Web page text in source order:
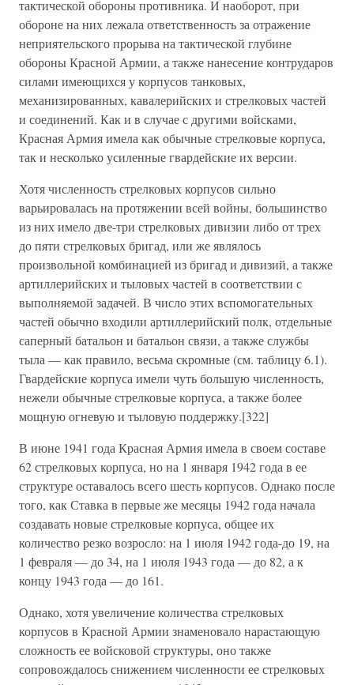
тактической обороны противника. И наоборот, при
обороне на них лежала ответственность за отражение
неприятельского прорыва на тактической глубине
обороны Красной Армии, а также нанесение контрударов
силами имеющихся у корпусов танковых,
механизированных, кавалерийских и стрелковых частей
и соединений. Как и в случае с другими войсками,
Красная Армия имела как обычные стрелковые корпуса,
так и несколько усиленные гвардейские их версии.
Хотя численность стрелковых корпусов сильно
варьировалась на протяжении всей войны, большинство
из них имело две-три стрелковых дивизии либо от трех
до пяти стрелковых бригад, или же являлось
произвольной комбинацией из бригад и дивизий, а также
артиллерийских и тыловых частей в соответствии с
выполняемой задачей. В число этих вспомогательных
частей обычно входили артиллерийский полк, отдельные
саперный батальон и батальон связи, а также службы
тыла — как правило, весьма скромные (см. таблицу 6.1).
Гвардейские корпуса имели чуть большую численность,
нежели обычные стрелковые корпуса, а также более
мощную огневую и тыловую поддержку.[322]
В июне 1941 года Красная Армия имела в своем составе
62 стрелковых корпуса, но на 1 января 1942 года в ее
структуре оставалось всего шесть корпусов. Однако после
того, как Ставка в первые же месяцы 1942 года начала
создавать новые стрелковые корпуса, общее их
количество резко возросло: на 1 июля 1942 года-до 19, на
1 февраля — до 34, на 1 июля 1943 года — до 82, а к
концу 1943 года — до 161.
Однако, хотя увеличение количества стрелковых
корпусов в Красной Армии знаменовало нарастающую
сложность ее войсковой структуры, оно также
сопровождалось снижением численности ее стрелковых